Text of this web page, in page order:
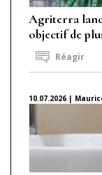
Agriterra
objectif de
Réagir
10.07.2026 |